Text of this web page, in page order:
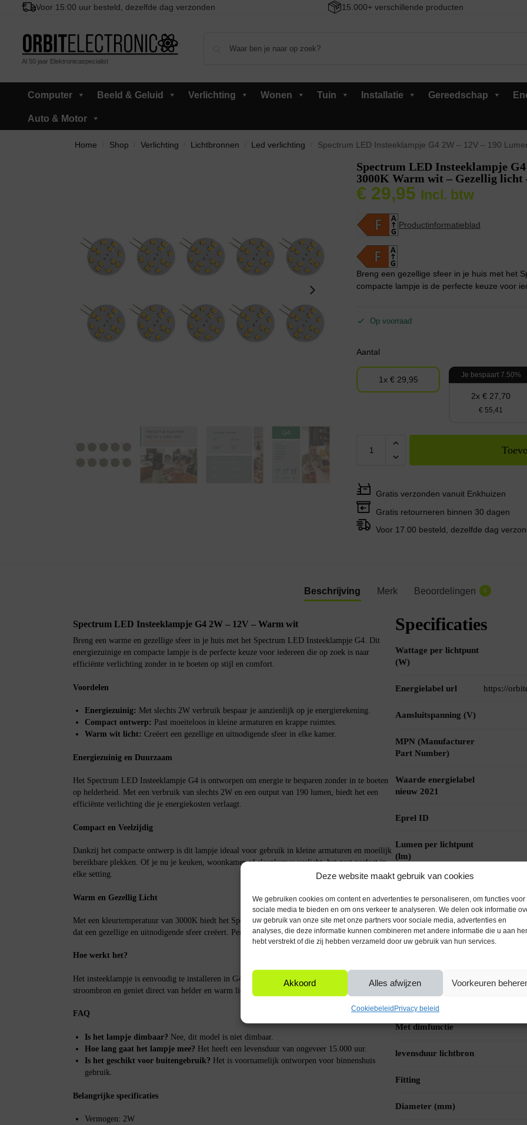
Deze website maakt gebruik van cookies
We gebruiken cookies om content en advertenties te personaliseren, om functies voor
sociale media te bieden en om ons verkeer te analyseren. We delen ook informatie
uw gebruik van onze site met onze partners voor sociale media, advertenties en
analyses, die deze informatie kunnen combineren met andere informatie die u aan
hebt verstrekt of die zij hebben verzameld door uw gebruik van hun services.
Akkoord Alles afwijzen Voorkeuren
Cookiebeleid Privacy beleid
Voor 15:00 uur besteld, dezelfde dag verzonden 15.000+ verschillende producten
Al 50 jaar Elektronicaspecialist
Computer Beeld & Geluid Verlichting Wonen Tuin Installatie Gereedschap
Auto & Motor
Home Shop Verlichting Lichtbronnen Led verlichting Spectrum LED Insteeklampje G4 2W – 12V – 190 Lumen –
Spectrum LED Insteeklampje
3000K Warm wit – Gezellig licht
€ 29,95 Incl. btw
Productinformatieblad
Breng een gezellige sfeer in je huis met het
compacte lampje is de perfecte keuze voor
Op voorraad
Aantal
1x € 29,95 Je bespaart 7.50%
2x € 27,70
€ 55,41
Gratis verzonden vanuit Enkhuizen
Gratis retourneren binnen 30 dagen
Voor 17.00 besteld, dezelfde dag
Beschrijving Merk Beoordelingen 0
Spectrum LED Insteeklampje G4 2W – 12V – Warm wit
Breng een warme en gezellige sfeer in je huis met het Spectrum LED Insteeklampje G4. Dit
energiezuinige en compacte lampje is de perfecte keuze voor iedereen die op zoek is naar
efficiënte verlichting zonder in te boeten op stijl en comfort.
Voordelen
Energiezuinig: Met slechts 2W verbruik bespaar je aanzienlijk op je energierekening.
Compact ontwerp: Past moeiteloos in kleine armaturen en krappe ruimtes.
Warm wit licht: Creëert een gezellige en uitnodigende sfeer in elke kamer.
Energiezuinig en Duurzaam
Het Spectrum LED Insteeklampje G4 is ontworpen om energie te besparen zonder in te boeten
op helderheid. Met een verbruik van slechts 2W en een output van 190 lumen, biedt het een
efficiënte verlichting die je energiekosten verlaagt.
Compact en Veelzijdig
Dankzij het compacte ontwerp is dit lampje ideaal voor gebruik in kleine armaturen en moeilijk
bereikbare plekken. Of je nu je keuken, woonkamer of slaapkamer verlicht, het past perfect in
elke setting.
Warm en Gezellig Licht
Met een kleurtemperatuur van 3000K biedt het Spectrum LED Insteeklampje een warm wit licht
dat een gezellige en uitnodigende sfeer creëert. Perfect voor ontspanning na een lange dag.
Hoe werkt het?
Het insteeklampje is eenvoudig te installeren in G4-fittingen. Sluit het aan op een 12V
stroombron en geniet direct van helder en warm licht.
FAQ
Is het lampje dimbaar? Nee, dit model is niet dimbaar.
Hoe lang gaat het lampje mee? Het heeft een levensduur van ongeveer 15.000 uur.
Is het geschikt voor buitengebruik? Het is voornamelijk ontworpen voor binnenshuis
gebruik.
Belangrijke specificaties
Vermogen: 2W
Specificaties
Wattage per lichtpunt
(W)
Energielabel url https://
Aansluitspanning (V)
MPN (Manufacturer
Part Number)
Waarde energielabel
nieuw 2021
Eprel ID
Lumen per lichtpunt
(lm)
Informatie
datagebruik document
CRI
Kleurtemperatuur (K)
Met dimfunctie
levensduur lichtbron
Fitting
Diameter (mm)